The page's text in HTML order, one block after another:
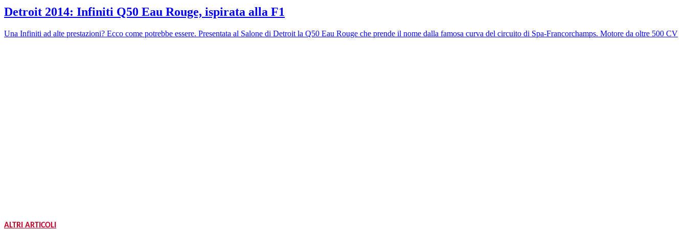
Detroit 2014: Infiniti Q50 Eau Rouge, ispirata alla F1
Una Infiniti ad alte prestazioni? Ecco come potrebbe essere. Presentata al Salone di Detroit la Q50 Eau Rouge che prende il nome dalla famosa curva del circuito di Spa-Francorchamps. Motore da oltre 500 CV
ALTRI ARTICOLI